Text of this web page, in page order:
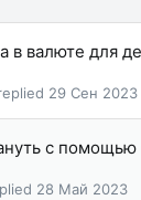
в валюте для
29 Сен 2023
с помощью
28 Май 2023